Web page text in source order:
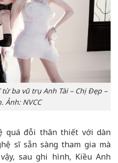
ba vũ trụ Anh Tài – Chị Đẹp –
Ảnh: NVCC
quá đỗi thân thiết với dàn
sĩ sẵn sàng tham gia mà
sau ghi hình, Kiều Anh